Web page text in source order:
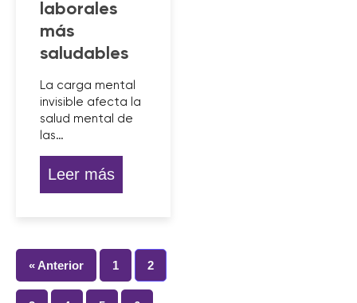
laborales
más
saludables
La carga mental
invisible afecta la
salud mental de
las…
Leer más
« Anterior 1 2